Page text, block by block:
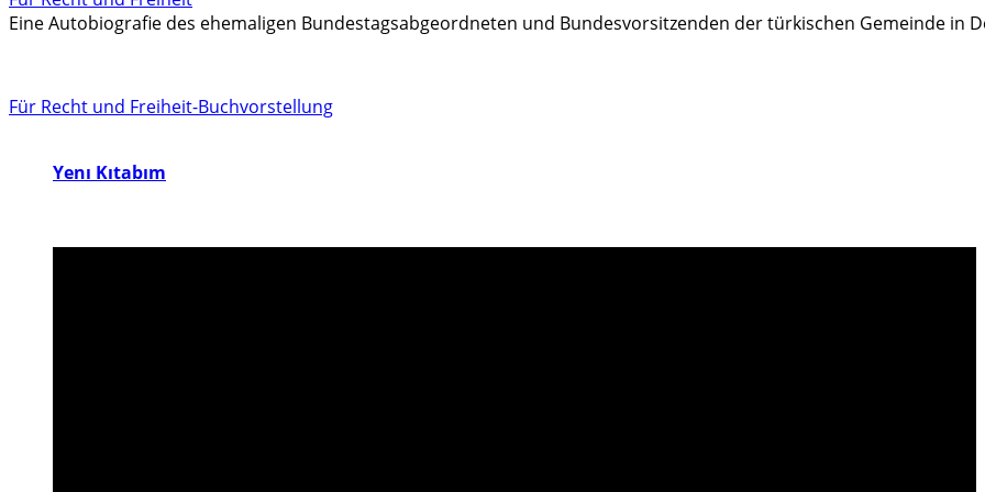
Eine Autobiografie des ehemaligen Bundestagsabgeordneten und Bundesvorsitzenden der türkischen Gemeinde in
Für Recht und Freiheit-Buchvorstellung
Yenı Kıtabım